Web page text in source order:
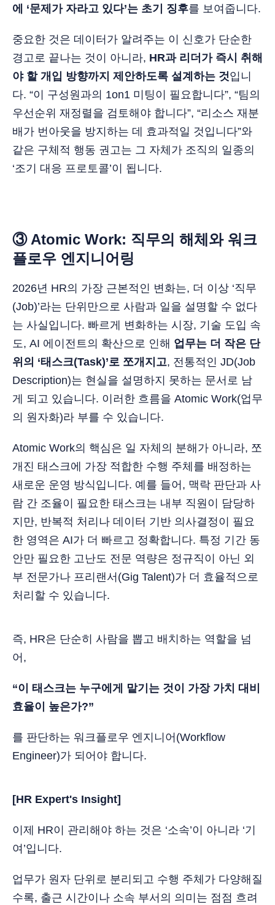
에 ‘문제가 자라고 있다’는 초기 징후를 보여줍니다.
중요한 것은 데이터가 알려주는 이 신호가 단순한
경고로 끝나는 것이 아니라, HR과 리더가 즉시 취해
야 할 개입 방향까지 제안하도록 설계하는 것입니
다. “이 구성원과의 1on1 미팅이 필요합니다”, “팀의
우선순위 재정렬을 검토해야 합니다”, “리소스 재분
배가 번아웃을 방지하는 데 효과적일 것입니다”와
같은 구체적 행동 권고는 그 자체가 조직의 일종의
‘조기 대응 프로토콜’이 됩니다.
③ Atomic Work: 직무의 해체와 워크
플로우 엔지니어링
2026년 HR의 가장 근본적인 변화는, 더 이상 ‘직무
(Job)’라는 단위만으로 사람과 일을 설명할 수 없다
는 사실입니다. 빠르게 변화하는 시장, 기술 도입 속
도, AI 에이전트의 확산으로 인해 업무는 더 작은 단
위의 ‘태스크(Task)’로 쪼개지고, 전통적인 JD(Job
Description)는 현실을 설명하지 못하는 문서로 남
게 되고 있습니다. 이러한 흐름을 Atomic Work(업무
의 원자화)라 부를 수 있습니다.
Atomic Work의 핵심은 일 자체의 분해가 아니라, 쪼
개진 태스크에 가장 적합한 수행 주체를 배정하는
새로운 운영 방식입니다. 예를 들어, 맥락 판단과 사
람 간 조율이 필요한 태스크는 내부 직원이 담당하
지만, 반복적 처리나 데이터 기반 의사결정이 필요
한 영역은 AI가 더 빠르고 정확합니다. 특정 기간 동
안만 필요한 고난도 전문 역량은 정규직이 아닌 외
부 전문가나 프리랜서(Gig Talent)가 더 효율적으로
처리할 수 있습니다.
즉, HR은 단순히 사람을 뽑고 배치하는 역할을 넘
어,
“이 태스크는 누구에게 맡기는 것이 가장 가치 대비
효율이 높은가?”
를 판단하는 워크플로우 엔지니어(Workflow
Engineer)가 되어야 합니다.
[HR Expert's Insight]
이제 HR이 관리해야 하는 것은 ‘소속’이 아니라 ‘기
여’입니다.
업무가 원자 단위로 분리되고 수행 주체가 다양해질
수록, 출근 시간이나 소속 부서의 의미는 점점 흐려